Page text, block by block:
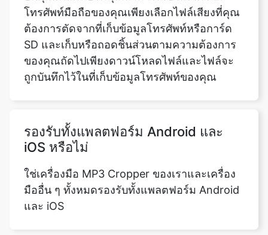
ของคุณถัดไปเพียงดาวน์โหลดไฟล์และไฟล์จะ
ถูกบันทึกไว้ในที่เก็บข้อมูลโทรศัพท์ของคุณ
รองรับทั้งแพลตฟอร์ม Android และ
ใช่เครื่องมือ MP3 Cropper ของเราและเครื่อง
มืออื่น ๆ ทั้งหมดรองรับทั้งแพลตฟอร์ม Android
และ iOS
MP3 Cropper ทำงานบนพีซีและ